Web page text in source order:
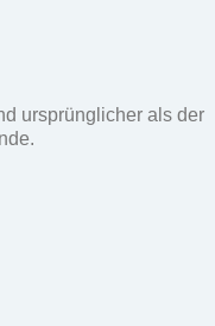
ursprünglicher als der